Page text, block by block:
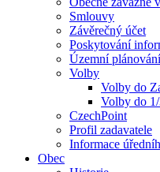
Smlouvy
Závěrečný účet
Poskytování
Územní plánování
Volby
Volby do
Volby do
CzechPoint
Profil zadavatele
Informace
Obec